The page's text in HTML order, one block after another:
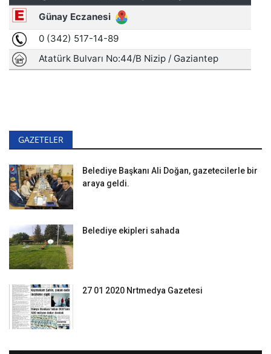
GAZETELER
Belediye Başkanı Ali Doğan, gazetecilerle bir
araya geldi.
Belediye ekipleri sahada
27 01 2020 Nrtmedya Gazetesi